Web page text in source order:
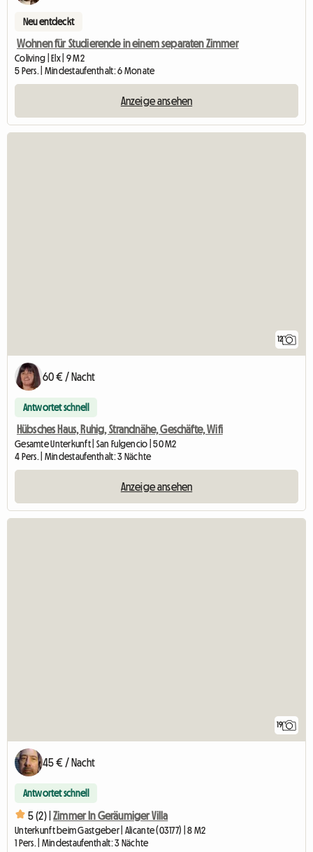
Neu entdeckt
Wohnen für Studierende in einem separaten Zimmer
Coliving | Elx | 9 M2
5 Pers. | Mindestaufenthalt: 6 Monate
Anzeige ansehen
12
60 € / Nacht
Antwortet schnell
Hübsches Haus, Ruhig, Strandnähe, Geschäfte, Wifi
Gesamte Unterkunft | San Fulgencio | 50 M2
4 Pers. | Mindestaufenthalt: 3 Nächte
Anzeige ansehen
19
45 € / Nacht
Antwortet schnell
5 (2) | Zimmer In Geräumiger Villa
Unterkunft beim Gastgeber | Alicante (03177) | 8 M2
1 Pers. | Mindestaufenthalt: 3 Nächte